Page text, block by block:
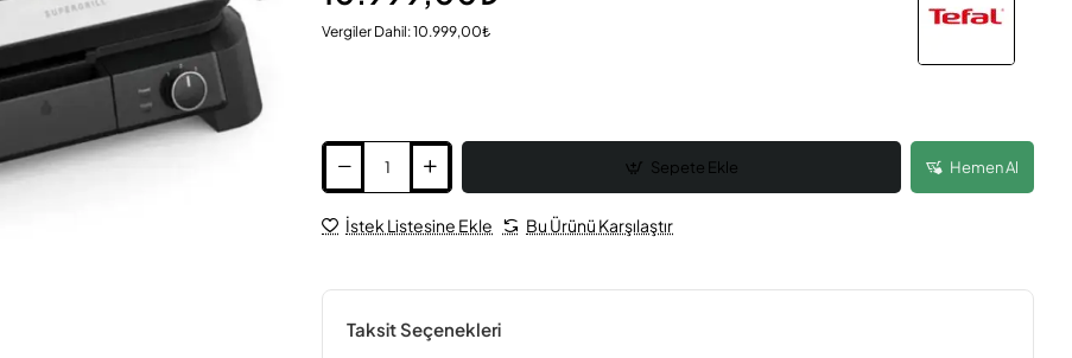
Vergiler Dahil: 10.999,00₺
Sepete Ekle Hemen Al
İstek Listesine Ekle Bu Ürünü Karşılaştır
Taksit Seçenekleri